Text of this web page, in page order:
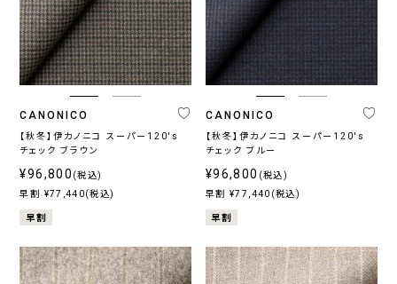
CANONICO
【秋冬】伊カノニコ スーパー120's
チェック ブラウン
¥96,800 (税込)
早割 ¥77,440(税込)
早割
CANONICO
【秋冬】伊カノニコ スーパー120's
チェック ブルー
¥96,800 (税込)
早割 ¥77,440(税込)
早割